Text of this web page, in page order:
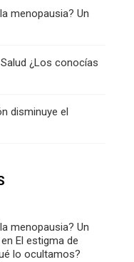
menopausia? Un
¿Los conocías
disminuye el
menopausia? Un
en El estigma de
lo ocultamos?